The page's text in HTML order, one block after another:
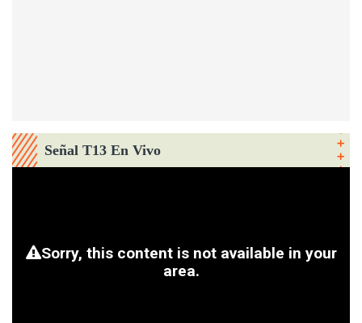
Señal T13 En Vivo